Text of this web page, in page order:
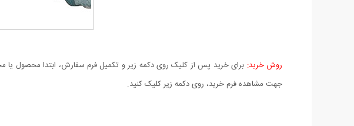
روش خرید: برای خرید پس از کلیک روی دکمه زیر و تکمیل فرم سفارش، ابتدا محصول یا
جهت مشاهده فرم خرید، روی دکمه زیر کلیک کنید.